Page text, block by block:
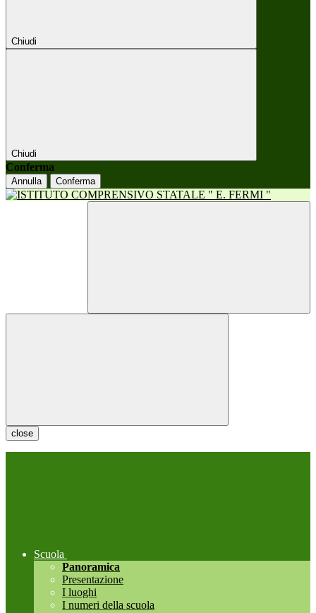
Chiudi
Chiudi
Conferma
Annulla Conferma
close
Scuola
Panoramica
Presentazione
I luoghi
I numeri della scuola